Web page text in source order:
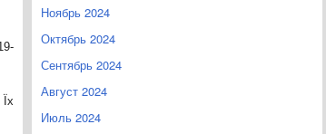
Ноябрь 2024
Октябрь 2024
Сентябрь 2024
Август 2024
Июль 2024